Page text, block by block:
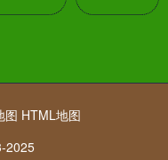
图 HTML地图
2025